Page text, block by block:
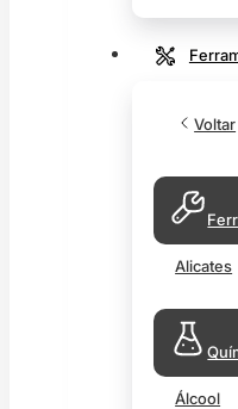
Voltar
Alicates
Álcool